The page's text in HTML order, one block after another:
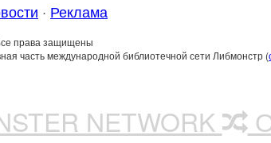
· Реклама
права защищены
часть международной библиотечной сети Либмонстр (
NETWORK